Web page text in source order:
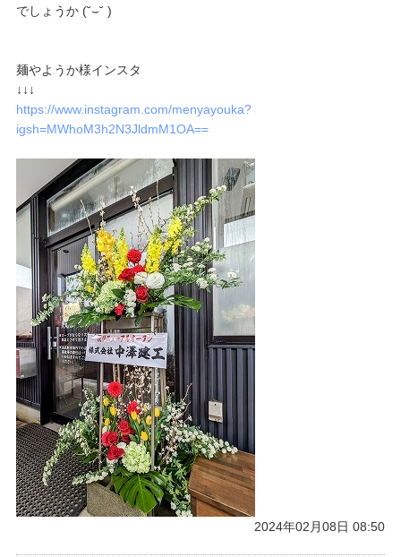
でしょうか (⁠˘⁠⌣⁠˘⁠ ⁠)
麺やようか様インスタ
↓↓↓
https://www.instagram.com/menyayouka?
igsh=MWhoM3h2N3JldmM1OA==
2024年02月08日 08:50